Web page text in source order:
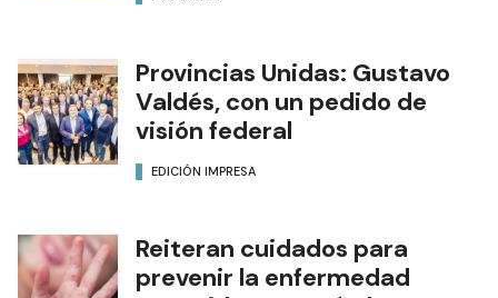
Provincias Unidas: Gustavo
Valdés, con un pedido de
visión federal
EDICIÓN IMPRESA
Reiteran cuidados para
prevenir la enfermedad